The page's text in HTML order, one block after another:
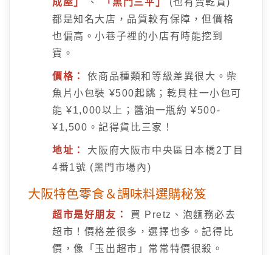
成屋」 、 「黒門三平」
(也有賣乾貨)
都是知名大店，品質較有保障，但價格
也偏高。小巷子裡的小店有時能挖到
寶。
價格：
依商品種類和等級差異很大。柴
魚片小包裝 ¥500起跳；乾貝柱一小包可
能 ¥1,000以上；醬油一瓶約 ¥500-
¥1,500。記得貨比三家！
地址：
大阪府大阪市中央區日本橋2丁目
4番1號 (黑門市場內)
大阪特色零食＆調味料選購秘笈
超市是好朋友：
買 Pretz、泡麵務必去
超市！價格差很多，選擇也多。記得比
價，像「玉出超市」常常特價很殺。